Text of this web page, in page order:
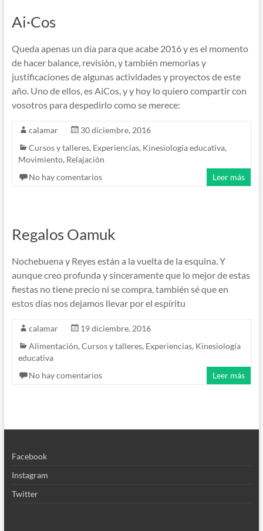
Ai·Cos
Queda apenas un día para que acabe 2016 y es el momento
de hacer balance, revisión, y también memorias y
justificaciones de algunas actividades y proyectos de este
año. Uno de ellos, es AiCos, y y hoy lo quiero compartir con
vosotros para despedirlo como se merece:
calamar
30 diciembre, 2016
Cursos y talleres, Experiencias, Kinesiología educativa,
Movimiento, Relajación
No hay comentarios
Leer más
Regalos Oamuk
Nochebuena y Reyes están a la vuelta de la esquina. Y
aunque creo profunda y sinceramente que lo mejor de estas
fiestas no tiene precio ni se compra, también sé que en
estos días nos dejamos llevar por el espíritu
calamar
19 diciembre, 2016
Alimentación, Cursos y talleres, Experiencias, Kinesiología
educativa
No hay comentarios
Leer más
Facebook
Instagram
Twitter